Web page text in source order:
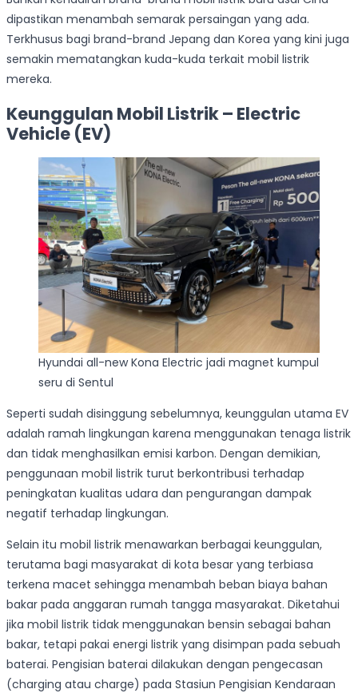
dipastikan menambah semarak persaingan yang ada.
Terkhusus bagi brand-brand Jepang dan Korea yang kini juga
semakin mematangkan kuda-kuda terkait mobil listrik
mereka.
Keunggulan Mobil Listrik – Electric
Vehicle (EV)
Hyundai all-new Kona Electric jadi magnet kumpul
seru di Sentul
Seperti sudah disinggung sebelumnya, keunggulan utama EV
adalah ramah lingkungan karena menggunakan tenaga listrik
dan tidak menghasilkan emisi karbon. Dengan demikian,
penggunaan mobil listrik turut berkontribusi terhadap
peningkatan kualitas udara dan pengurangan dampak
negatif terhadap lingkungan.
Selain itu mobil listrik menawarkan berbagai keunggulan,
terutama bagi masyarakat di kota besar yang terbiasa
terkena macet sehingga menambah beban biaya bahan
bakar pada anggaran rumah tangga masyarakat. Diketahui
jika mobil listrik tidak menggunakan bensin sebagai bahan
bakar, tetapi pakai energi listrik yang disimpan pada sebuah
baterai. Pengisian baterai dilakukan dengan pengecasan
(charging atau charge) pada Stasiun Pengisian Kendaraan